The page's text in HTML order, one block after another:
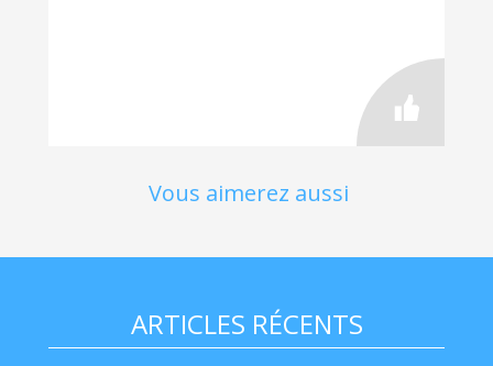
Vous aimerez aussi
ARTICLES RÉCENTS